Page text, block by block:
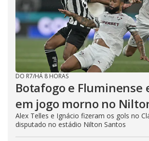
DO R7/HÁ 8 HORAS
Botafogo e Fluminense
em jogo morno no
Alex Telles e Ignácio fizeram os gols no
disputado no estádio Nilton Santos